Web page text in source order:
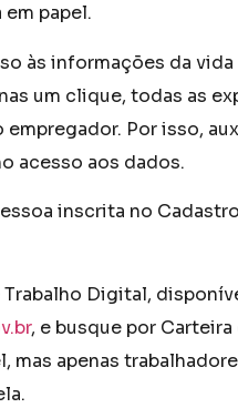
papel.
às informações da
um clique, todas as
Por isso,
acesso aos dados.
inscrita no
Digital,
, e busque por
mas apenas